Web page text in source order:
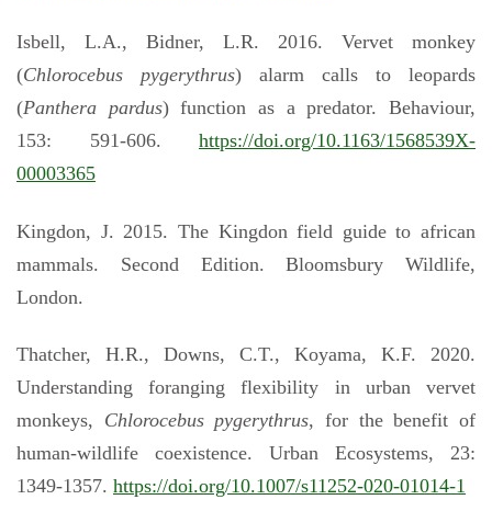
Isbell, L.A., Bidner, L.R. 2016. Vervet monkey
(Chlorocebus pygerythrus) alarm calls to leopards
(Panthera pardus) function as a predator. Behaviour,
153: 591-606. https://doi.org/10.1163/1568539X-
00003365
Kingdon, J. 2015. The Kingdon field guide to african
mammals. Second Edition. Bloomsbury Wildlife,
London.
Thatcher, H.R., Downs, C.T., Koyama, K.F. 2020.
Understanding foranging flexibility in urban vervet
monkeys, Chlorocebus pygerythrus, for the benefit of
human-wildlife coexistence. Urban Ecosystems, 23:
1349-1357. https://doi.org/10.1007/s11252-020-01014-1